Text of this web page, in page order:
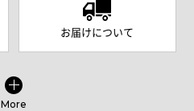
お届けについて
More